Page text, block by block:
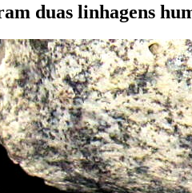
duas linhagens